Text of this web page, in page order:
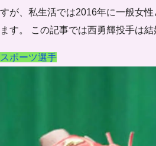
すが、私生活では2016年に一般女
ます。 この記事では西勇輝投手は
スポーツ選手